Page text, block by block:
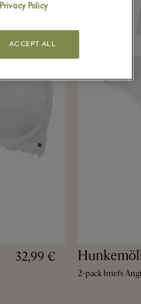
32,99 €
2-pack briefs
Privacy Policy
ACCEPT ALL